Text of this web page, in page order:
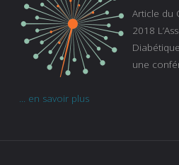
de la
maladie.
qui peut
cher
Article du
2018
une
... en savoir plus